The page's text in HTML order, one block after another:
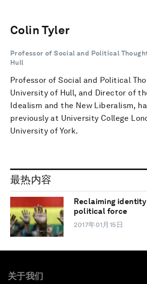
Colin Tyler
Professor of Social and Political
Hull
Professor of Social and Political
University of Hull, and Director of
Idealism and the New Liberalism,
previously at University College
University of York.
最热内容
Reclaiming
political force
2017年01月15日
关于我们